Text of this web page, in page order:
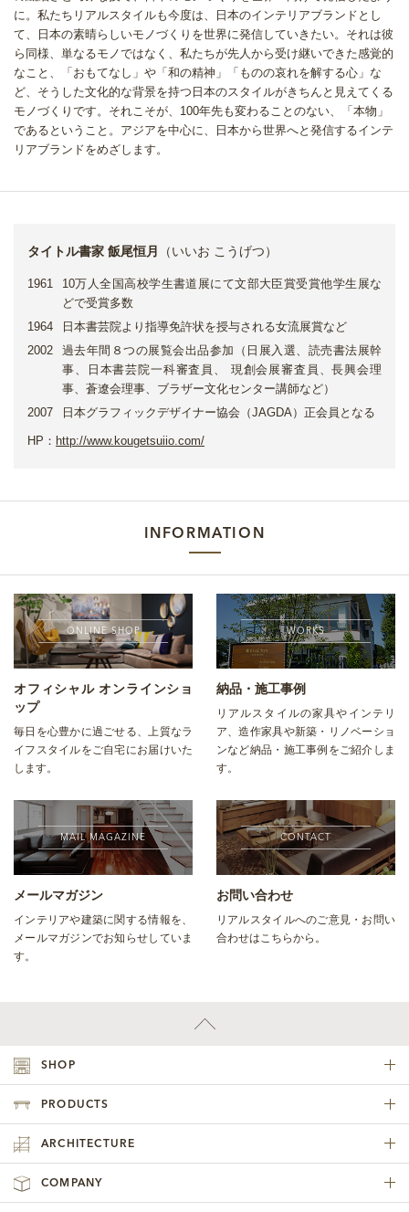
に。 私たちリアルスタイルも今度は、日本のインテリアブランドとし
て、日本の素晴らしいモノづくりを世界に発信していきたい。 それは彼
ら同様、単なるモノではなく、私たちが先人から受け継いできた感覚的
なこと、
「おもてなし」や「和の精神」「ものの哀れを解する心」な
ど、 そうした文化的な背景を持つ日本のスタイルがきちんと見えてくる
モノづくりです。 それこそが、100年先も変わることのない、「本物」
であるということ。 アジアを中心に、日本から世界へと発信するインテ
リアブランドをめざします。
タイトル書家 飯尾恒月 （いいお こうげつ）
1961
10万人全国高校学生書道展にて文部大臣賞受賞他学生展な
どで受賞多数
1964
日本書芸院より指導免許状を授与される女流展賞など
2002
過去年間８つの展覧会出品参加（日展入選、読売書法展幹
事、日本書芸院一科審査員、
現創会展審査員、長興会理
事、蒼遼会理事、ブラザー文化センター講師など）
2007
日本グラフィックデザイナー協会（JAGDA）正会員となる
HP： http://www.kougetsuiio.com/
INFORMATION
ONLINE SHOP
オフィシャル オンラインショ
ップ
毎日を心豊かに過ごせる、上質なラ
イフスタイルをご自宅にお届けいた
します。
WORKS
納品・施工事例
リアルスタイルの家具やインテリ
ア、造作家具や新築・リノベーショ
ンなど納品・施工事例をご紹介しま
す。
MAIL MAGAZINE
メールマガジン
インテリアや建築に関する情報を、
メールマガジンでお知らせしていま
す。
CONTACT
お問い合わせ
リアルスタイルへのご意見・お問い
合わせはこちらから。
SHOP
PRODUCTS
ARCHITECTURE
COMPANY